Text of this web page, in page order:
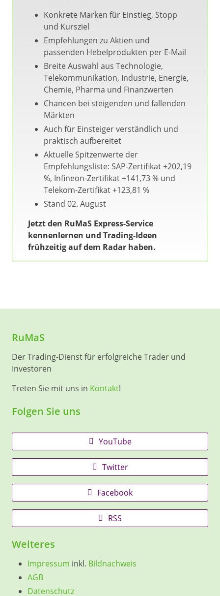
Konkrete Marken für Einstieg, Stopp
und Kursziel
Empfehlungen zu Aktien und
passenden Hebelprodukten per E-Mail
Breite Auswahl aus Technologie,
Telekommunikation, Industrie, Energie,
Chemie, Pharma und Finanzwerten
Chancen bei steigenden und fallenden
Märkten
Auch für Einsteiger verständlich und
praktisch aufbereitet
Aktuelle Spitzenwerte der
Empfehlungsliste: SAP-Zertifikat +202,19
%, Infineon-Zertifikat +141,73 % und
Telekom-Zertifikat +123,81 %
Stand 02. August
Jetzt den RuMaS Express-Service
kennenlernen und Trading-Ideen
frühzeitig auf dem Radar haben.
RuMaS
Der Trading-Dienst für erfolgreiche Trader und
Investoren
Treten Sie mit uns in Kontakt!
Folgen Sie uns
YouTube
Twitter
Facebook
RSS
Weiteres
Impressum inkl. Bildnachweis
AGB
Datenschutz